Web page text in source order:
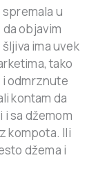
u
objavim
ima uvek
tako
i odmrznute
kontam da
i sa džemom
kompota. Ili
džema i